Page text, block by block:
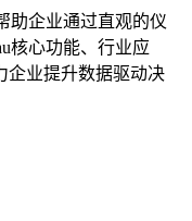
助企业通过直观的仪
核心功能、行业应
企业提升数据驱动决